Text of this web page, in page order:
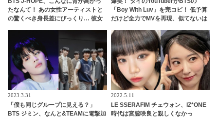
たなんて！ あの女性アーティストと
の驚くべき身長差にびっくり… 彼女
に胸キュン
「Boy With Luv」を完コピ！ 低予算
だけど全力でMVを再現、似てないは
上がりに[動画あり]
2023.3.31
「僕も同じグループに見える？」
BTS ジミン、なんと&TEAMに電撃加
2022.5.11
LE SSERAFIM チェウォン、IZ*ONE
時代は宮脇咲良と親しくなかっ